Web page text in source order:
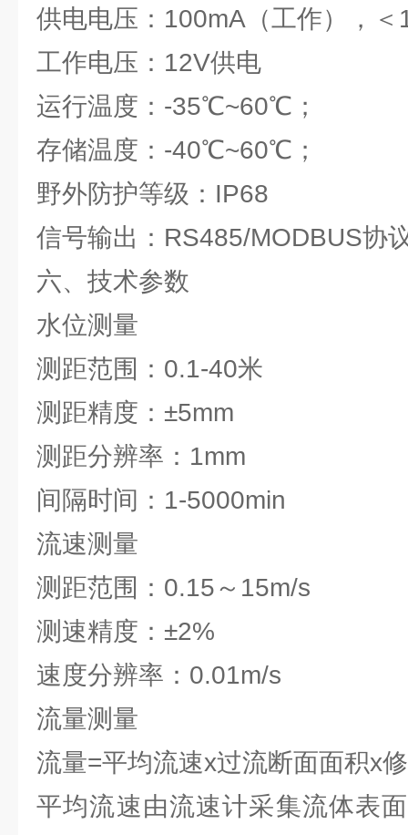
供电电压：100mA（工作），＜
工作电压：12V供电
运行温度：-35℃~60℃；
存储温度：-40℃~60℃；
野外防护等级：IP68
信号输出：RS485/MODBUS协
六、技术参数
水位测量
测距范围：0.1-40米
测距精度：±5mm
测距分辨率：1mm
间隔时间：1-5000min
流速测量
测距范围：0.15～15m/s
测速精度：±2%
速度分辨率：0.01m/s
流量测量
流量=平均流速x过流断面面积x
平均流速由流速计采集流体表